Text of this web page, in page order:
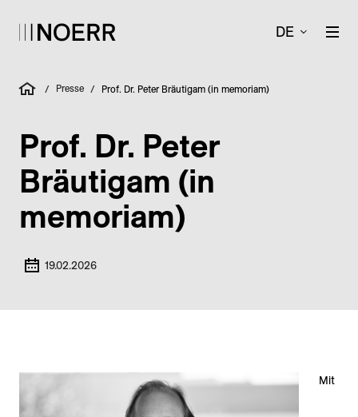
DE
/ Presse / Prof. Dr. Peter Bräutigam (in memoriam)
Prof. Dr. Peter
Bräutigam (in
memoriam)
19.02.2026
Mit